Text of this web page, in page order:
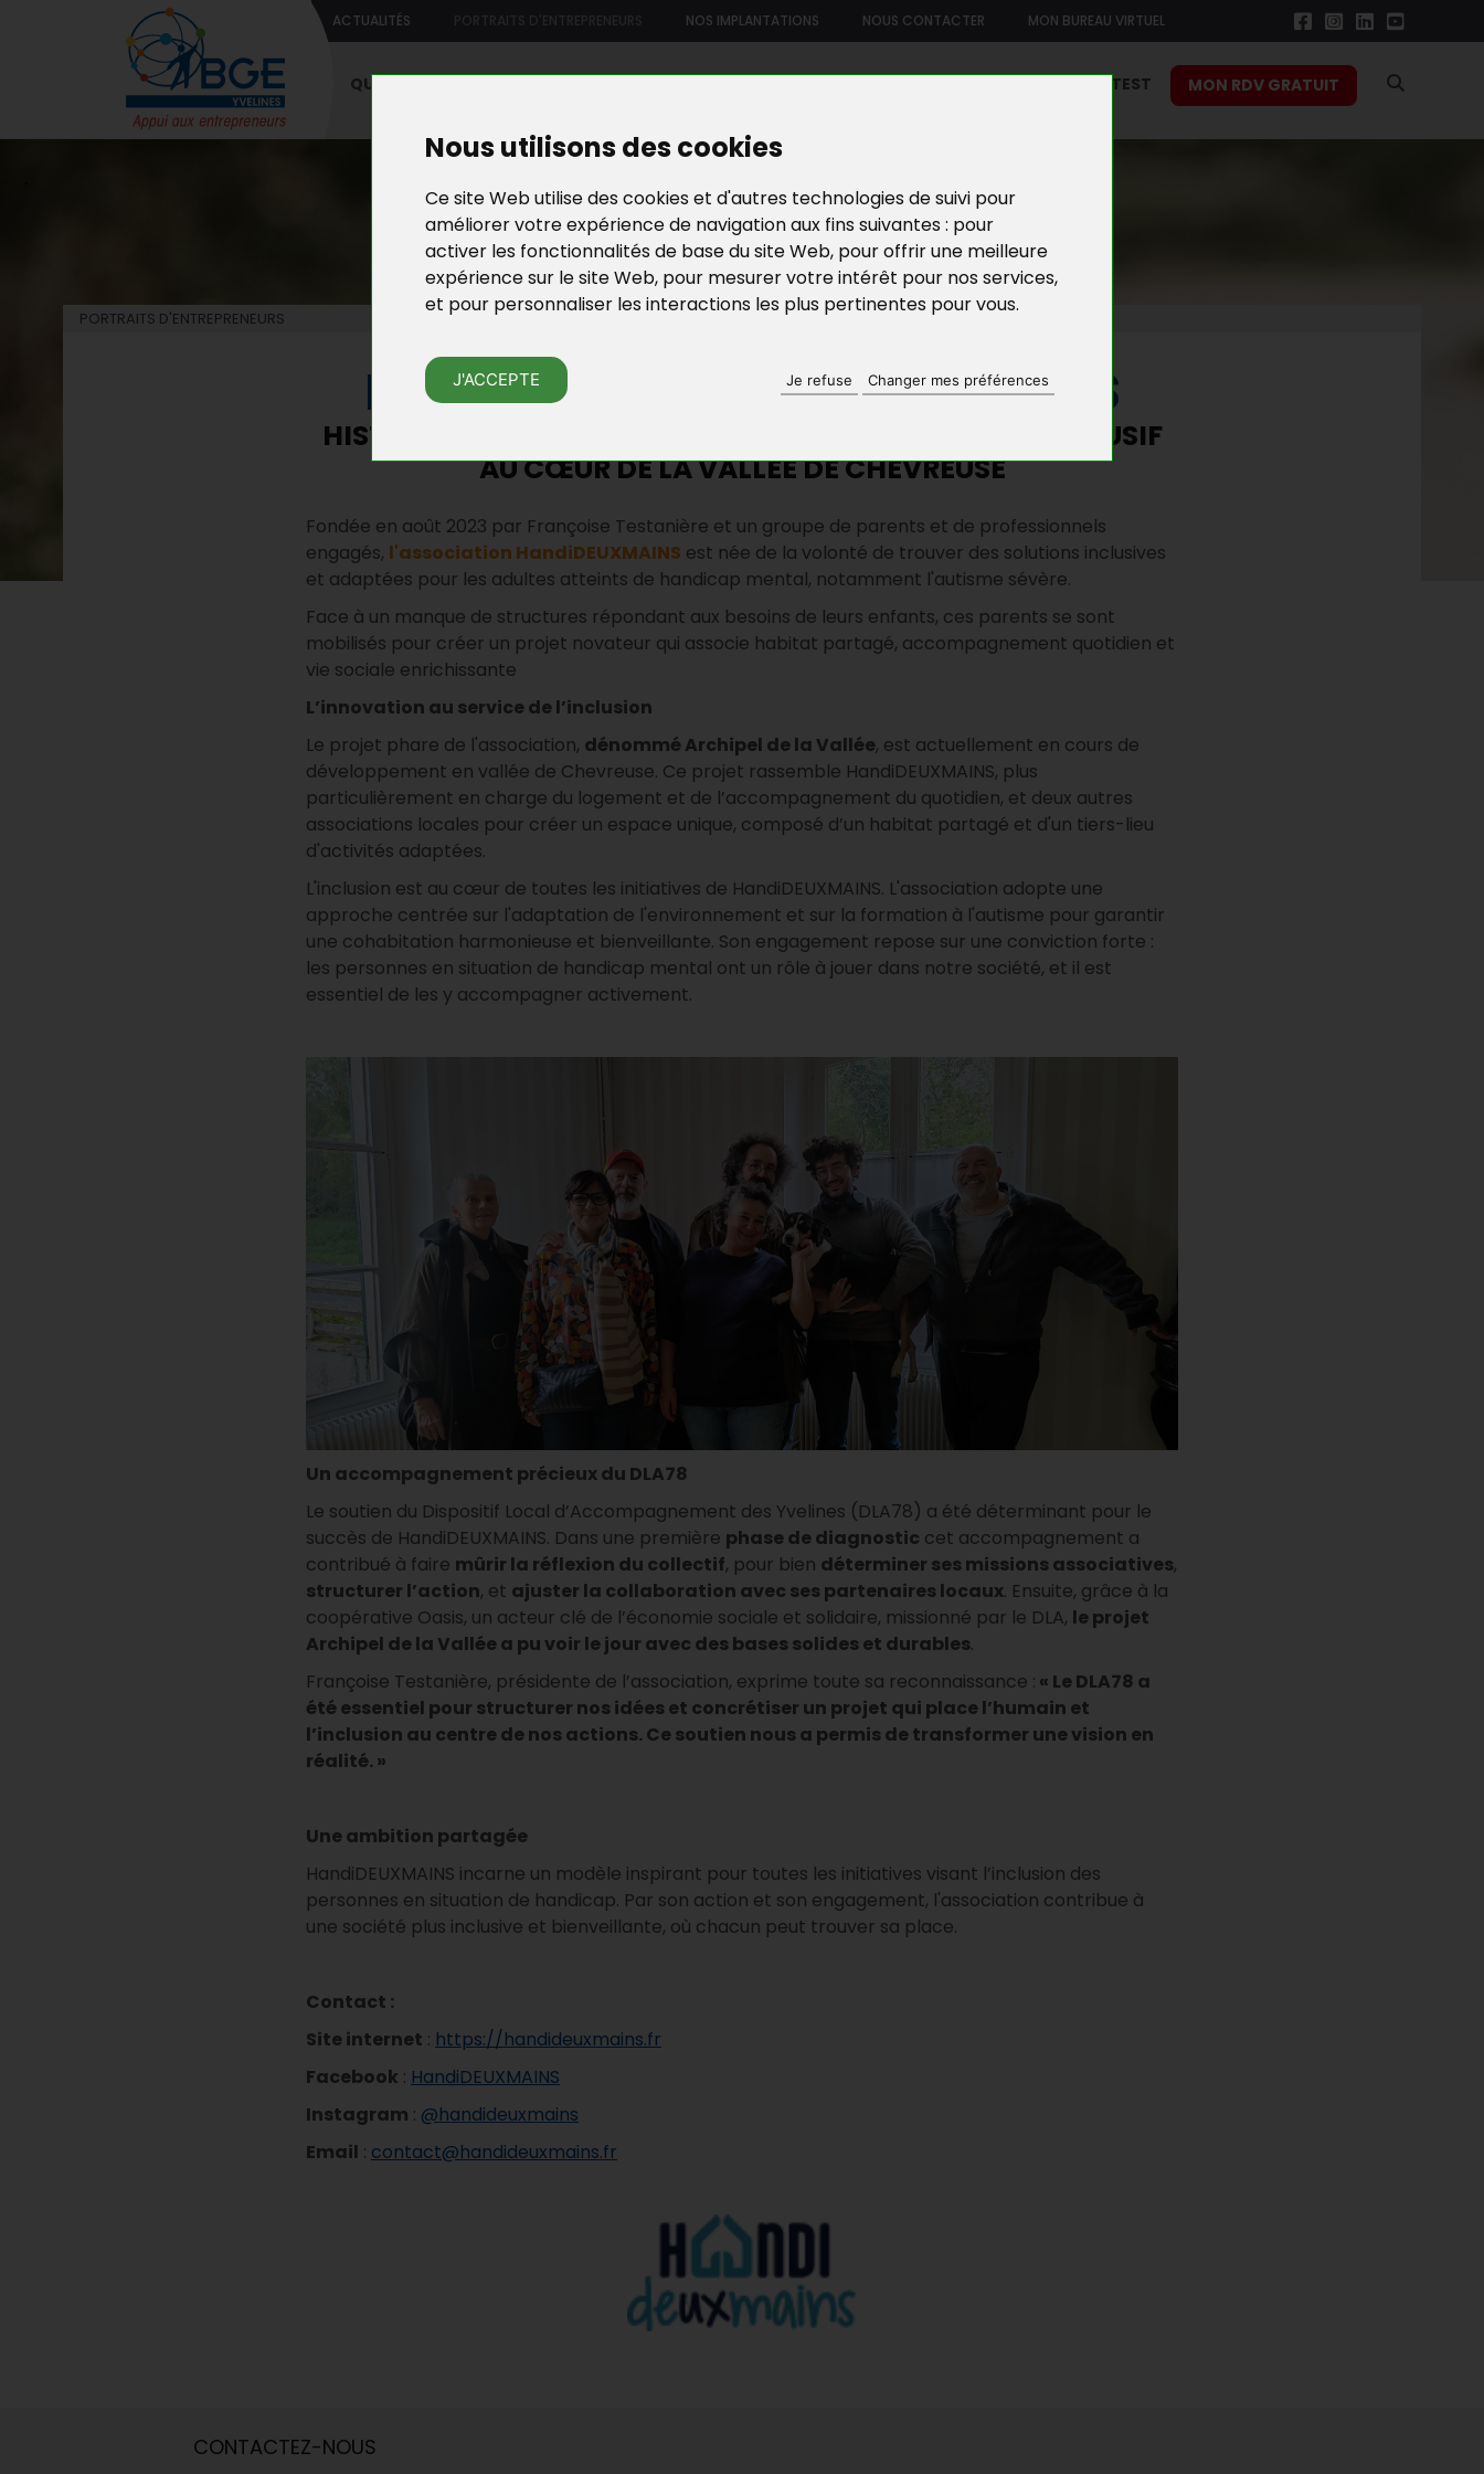
Nous utilisons des cookies
Ce site Web utilise des cookies et d'autres technologies de suivi pour
améliorer votre expérience de navigation aux fins suivantes : pour
activer les fonctionnalités de base du site Web, pour offrir une meilleure
expérience sur le site Web, pour mesurer votre intérêt pour nos services,
et pour personnaliser les interactions les plus pertinentes pour vous.
J'ACCEPTE Je refuse Changer mes préférences
ACTUALITÉS NOS IMPLANTATIONS NOUS CONTACTER MON BUREAU VIRTUEL
QUI SOMMES-NOUS FONCTION TEST MON RDV GRATUIT
PORTRAITS D'ENTREPRENEURS
PORTRAITS D'ENTREPRENEURS
HISTOIRE D'UN DLA : HANDIDEUXMAINS, UN PROJET INCLUSIF
AU CŒUR DE LA VALLÉE DE CHEVREUSE
Fondée en août 2023 par Françoise Testanière et un groupe de parents et de professionnels
engagés, l'association HandiDEUXMAINS est née de la volonté de trouver des solutions inclusives
et adaptées pour les adultes atteints de handicap mental, notamment l'autisme sévère.
Face à un manque de structures répondant aux besoins de leurs enfants, ces parents se sont
mobilisés pour créer un projet novateur qui associe habitat partagé, accompagnement quotidien et
vie sociale enrichissante
L’innovation au service de l’inclusion
Le projet phare de l'association, dénommé Archipel de la Vallée, est actuellement en cours de
développement en vallée de Chevreuse. Ce projet rassemble HandiDEUXMAINS, plus
particulièrement en charge du logement et de l’accompagnement du quotidien, et deux autres
associations locales pour créer un espace unique, composé d’un habitat partagé et d'un tiers-lieu
d'activités adaptées.
L'inclusion est au cœur de toutes les initiatives de HandiDEUXMAINS. L'association adopte une
approche centrée sur l'adaptation de l'environnement et sur la formation à l'autisme pour garantir
une cohabitation harmonieuse et bienveillante. Son engagement repose sur une conviction forte :
les personnes en situation de handicap mental ont un rôle à jouer dans notre société, et il est
essentiel de les y accompagner activement.
Un accompagnement précieux du DLA78
Le soutien du Dispositif Local d’Accompagnement des Yvelines (DLA78) a été déterminant pour le
succès de HandiDEUXMAINS. Dans une première phase de diagnostic cet accompagnement a
contribué à faire mûrir la réflexion du collectif, pour bien déterminer ses missions associatives,
structurer l’action, et ajuster la collaboration avec ses partenaires locaux. Ensuite, grâce à la
coopérative Oasis, un acteur clé de l’économie sociale et solidaire, missionné par le DLA, le projet
Archipel de la Vallée a pu voir le jour avec des bases solides et durables.
Françoise Testanière, présidente de l’association, exprime toute sa reconnaissance : « Le DLA78 a
été essentiel pour structurer nos idées et concrétiser un projet qui place l’humain et
l’inclusion au centre de nos actions. Ce soutien nous a permis de transformer une vision en
réalité. »
Une ambition partagée
HandiDEUXMAINS incarne un modèle inspirant pour toutes les initiatives visant l’inclusion des
personnes en situation de handicap. Par son action et son engagement, l'association contribue à
une société plus inclusive et bienveillante, où chacun peut trouver sa place.
Contact :
Site internet : https://handideuxmains.fr
Facebook : HandiDEUXMAINS
Instagram : @handideuxmains
Email : contact@handideuxmains.fr
CONTACTEZ-NOUS